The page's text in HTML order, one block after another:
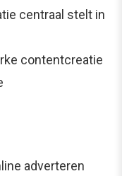
centraal stelt in
contentcreatie
adverteren